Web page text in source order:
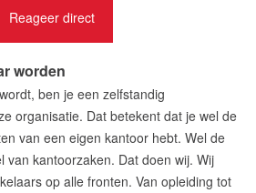
begeleiden
in ons hele werkgebied
makelaarsorganisatie ter wereld
Van
Reageer direct
worden
ben je een zelfstandig
organisatie. Dat betekent dat je wel de
van een eigen kantoor hebt. Wel de
van kantoorzaken. Dat doen wij. Wij
op alle fronten. Van opleiding tot